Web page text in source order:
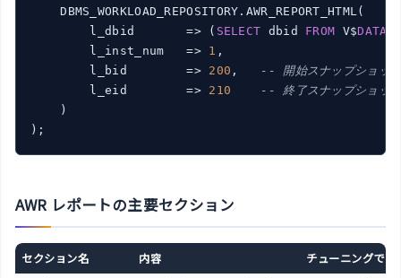
    DBMS_WORKLOAD_REPOSITORY.AWR_REPORT_HTML(
        l_dbid       => (
SELECT dbid FROM V$
        l_inst_num   =>
1 ,
        l_bid        =>
200 ,
-- 開始スナップショッ
        l_eid        =>
210
-- 終了スナップショッ
    )
AWR レポートの主要セクション
セクション名 内容
チューニングでの